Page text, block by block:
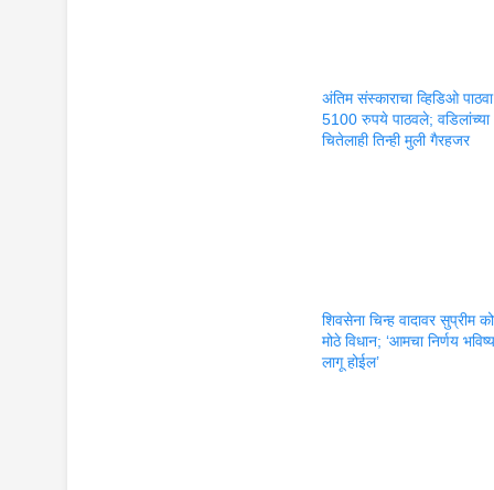
अंतिम संस्काराचा व्हिडिओ
5100 रुपये पाठवले; वडिलांच्या
चितेलाही तिन्ही मुली गैरहजर
शिवसेना चिन्ह वादावर सुप्रीम
मोठे विधान; ‘आमचा निर्णय
लागू होईल’